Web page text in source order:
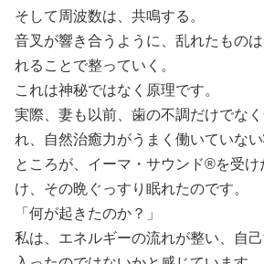
そして周波数は、共鳴する。
音叉が響き合うように、乱れたもの
れることで整っていく。
これは神秘ではなく原理です。
実際、妻も以前、歯の不調だけでな
れ、自然治癒力がうまく働いていない
ところが、イーマ・サウンド®を受け
け、その晩ぐっすり眠れたのです。
「何が起きたのか？」
私は、エネルギーの流れが整い、自